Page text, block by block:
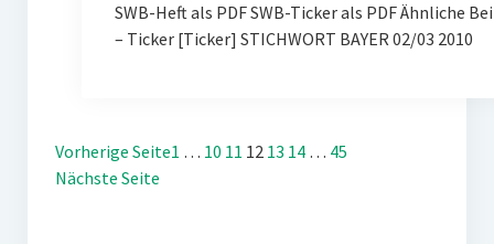
SWB-Heft als PDF SWB-Ticker als PDF Ähnliche
– Ticker [Ticker] STICHWORT BAYER 02/03 2010
Vorherige Seite1 … 10 11 12 13 14 … 45
Nächste Seite